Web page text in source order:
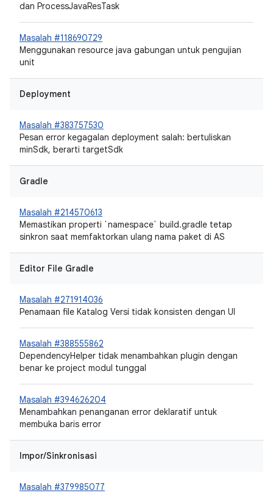
dan ProcessJavaResTask
Masalah #118690729
Menggunakan resource java gabungan untuk pengujian
unit
Deployment
Masalah #383757530
Pesan error kegagalan deployment salah: bertuliskan
minSdk, berarti targetSdk
Gradle
Masalah #214570613
Memastikan properti `namespace` build.gradle tetap
sinkron saat memfaktorkan ulang nama paket di AS
Editor File Gradle
Masalah #271914036
Penamaan file Katalog Versi tidak konsisten dengan UI
Masalah #388555862
DependencyHelper tidak menambahkan plugin dengan
benar ke project modul tunggal
Masalah #394626204
Menambahkan penanganan error deklaratif untuk
membuka baris error
Impor/Sinkronisasi
Masalah #379985077